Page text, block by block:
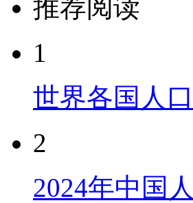
推荐阅读
1
世界各国人
2
2024年中国